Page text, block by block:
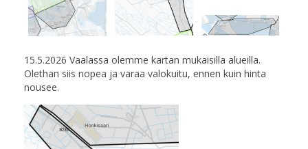
15.5.2026 Vaalassa olemme kartan mukaisilla alueilla.
Olethan siis nopea ja varaa valokuitu, ennen kuin hinta
nousee.